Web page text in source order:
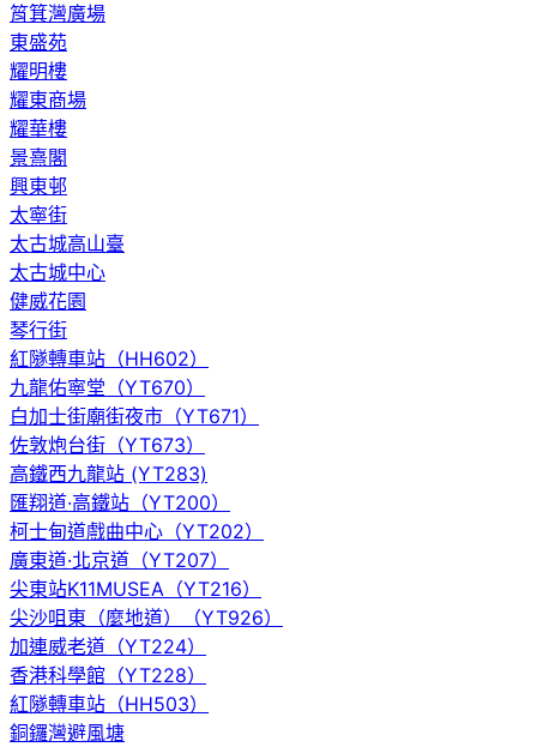
筲箕灣廣場
東盛苑
耀明樓
耀東商場
耀華樓
景熹閣
興東邨
太寧街
太古城高山臺
太古城中心
健威花園
琴行街
紅隧轉車站（HH602）
九龍佑寧堂（YT670）
白加士街廟街夜市（YT671）
佐敦炮台街（YT673）
高鐵西九龍站 (YT283)
匯翔道·高鐵站（YT200）
柯士甸道戲曲中心（YT202）
廣東道·北京道（YT207）
尖東站K11MUSEA（YT216）
尖沙咀東（麼地道）（YT926）
加連威老道（YT224）
香港科學館（YT228）
紅隧轉車站（HH503）
銅鑼灣避風塘